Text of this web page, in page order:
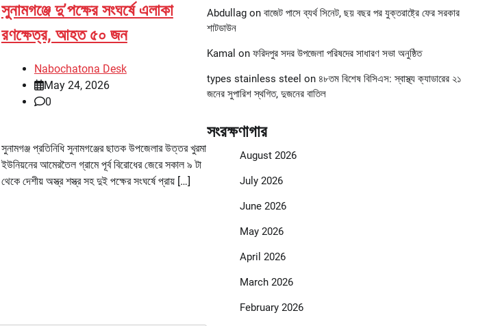
সুনামগঞ্জে দু’পক্ষের সংঘর্ষে এলাকা
রণক্ষেত্র, আহত ৫০ জন
Nabochatona Desk
May 24, 2026
0
সুনামগঞ্জ প্রতিনিধি সুনামগঞ্জের ছাতক উপজেলার উত্তর খুরমা
ইউনিয়নের আমেরতৈল গ্রামে পূর্ব বিরোধের জেরে সকাল ৯ টা
থেকে দেশীয় অস্ত্র শস্ত্র সহ দুই পক্ষের সংঘর্ষে প্রায় […]
Abdullagon বাজেট পাসে ব্যর্থ সিনেট, ছয় বছর পর যুক্তরাষ্ট্রে ফের সরকার
শাটডাউন
Kamal on ফরিদপুর সদর উপজেলা পরিষদের সাধারণ সভা অনুষ্ঠিত
types stainless steel on ৪৮তম বিশেষ বিসিএস: স্বাস্থ্য ক্যাডারের ২১
জনের সুপারিশ স্থগিত, দুজনের বাতিল
সংরক্ষণাগার
August 2026
July 2026
June 2026
May 2026
April 2026
March 2026
February 2026